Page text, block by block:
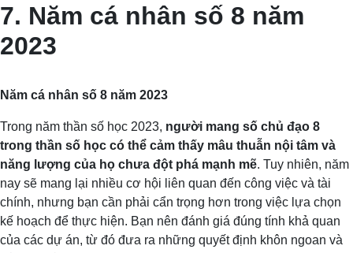
7. Năm cá nhân số 8 năm
2023
Năm cá nhân số 8 năm 2023
Trong năm thần số học 2023, người mang số chủ đạo 8
trong thần số học có thể cảm thấy mâu thuẫn nội tâm và
năng lượng của họ chưa đột phá mạnh mẽ. Tuy nhiên, năm
nay sẽ mang lại nhiều cơ hội liên quan đến công việc và tài
chính, nhưng bạn cần phải cẩn trọng hơn trong việc lựa chọn
kế hoạch để thực hiện. Bạn nên đánh giá đúng tính khả quan
của các dự án, từ đó đưa ra những quyết định khôn ngoan và